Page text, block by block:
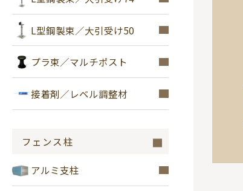
L型鋼製束／大引受け50
プラ束／マルチポスト
接着剤／レベル調整材
フェンス柱
アルミ支柱